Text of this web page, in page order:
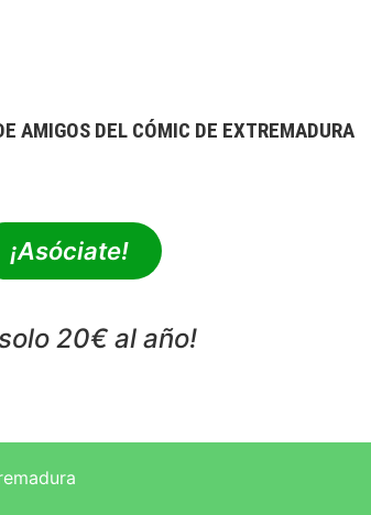
AMIGOS DEL CÓMIC DE EXTREMADURA
¡Asóciate!
solo 20€ al año!